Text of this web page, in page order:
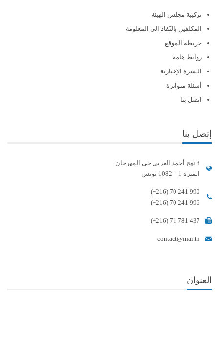
تركيبة مجلس الهيئة
المكلفين بالنّفاذ الى المعلومة
خريطة الموقع
روابط هامة
النشرة الإخبارية
أسئلة متواترة
اتصل بنا
إتصل بنا
8 نهج أحمد الغربي حي المهرجان
المنزه 1 – 1082 تونس
(+216) 70 241 990
(+216) 70 241 996
(+216) 71 781 437
contact@inai.tn
العنوان